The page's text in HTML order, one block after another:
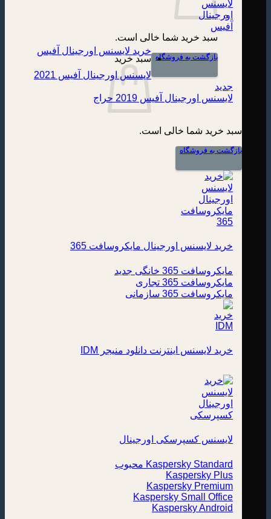
سبد خرید شما خالی است.
بازگشت به فروشگاه سبد خرید
سبد خرید شما خالی است.
بازگشت به فروشگاه
خرید لایسنس اورجینال آفیس
لایسنس اورجینال آفیس 2021
لایسنس اورجینال آفیس 2019
خرید لایسنس اورجینال مایکروسافت 365
مایکروسافت 365 خانگی
مایکروسافت 365 تجاری
مایکروسافت 365 سازمانی
خرید لایسنس اینترنت دانلود منیجر IDM
لایسنس کسپرسکی اورجینال
Kaspersky Standard
Kaspersky Plus
Kaspersky Premium
Kaspersky Small Office
Kaspersky Android